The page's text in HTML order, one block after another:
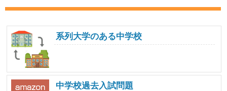
系列大学のある中学校
中学校過去入試問題